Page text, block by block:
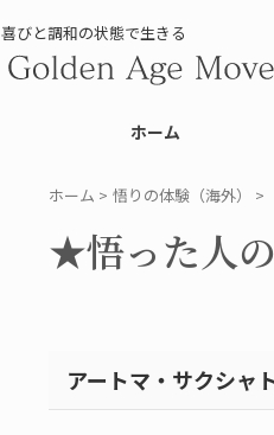
喜びと調和の状態で生きる
ホーム
ホーム > 悟りの体験（海外） >
★悟った人
アートマ・サクシャ